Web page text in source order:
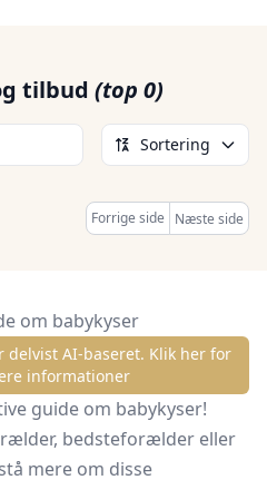
tilbud (top 0)
Sortering
Forrige side Næste side
om babykyser
delvist AI-baseret. Klik her for
informationer
guide om babykyser!
bedsteforælder eller
mere om disse